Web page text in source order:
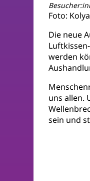
Foto:
Die neue
werden
uns allen.
sein und